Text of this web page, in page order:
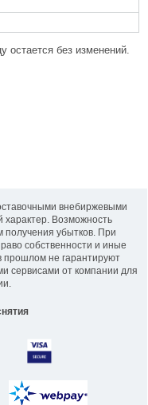
остается без изменений.
внебиржевыми
Возможность
получения убытков. При
собственности и иные
прошлом не гарантируют
сервисами от компании для